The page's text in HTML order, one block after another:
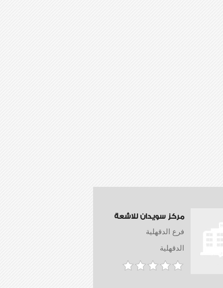
مركز سويدان للاشعة
فرع الدقهلية
الدقهلية